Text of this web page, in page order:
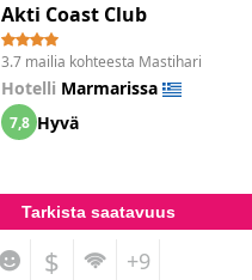
Akti Coast Club
3.7 mailia kohteesta Mastihari
Hotelli Marmarissa
7,8 Hyvä
Tarkista saatavuus
$ +9